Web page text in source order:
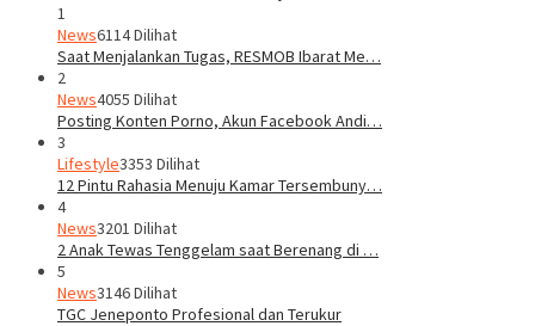
1
News6114 Dilihat
Saat Menjalankan Tugas, RESMOB Ibarat Me…
2
News4055 Dilihat
Posting Konten Porno, Akun Facebook Andi…
3
Lifestyle3353 Dilihat
12 Pintu Rahasia Menuju Kamar Tersembuny…
4
News3201 Dilihat
2 Anak Tewas Tenggelam saat Berenang di …
5
News3146 Dilihat
TGC Jeneponto Profesional dan Terukur